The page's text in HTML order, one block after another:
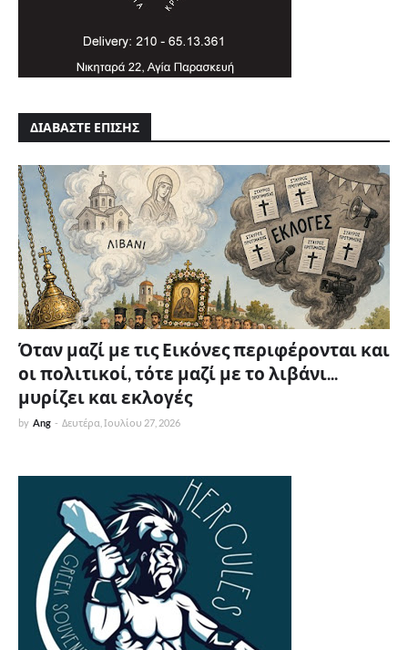
ΔΙΑΒΑΣΤΕ ΕΠΙΣΗΣ
Όταν μαζί με τις Εικόνες περιφέρονται και
οι πολιτικοί, τότε μαζί με το λιβάνι...
μυρίζει και εκλογές
by Ang - Δευτέρα, Ιουλίου 27, 2026